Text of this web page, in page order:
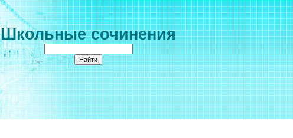
Школьные сочинения